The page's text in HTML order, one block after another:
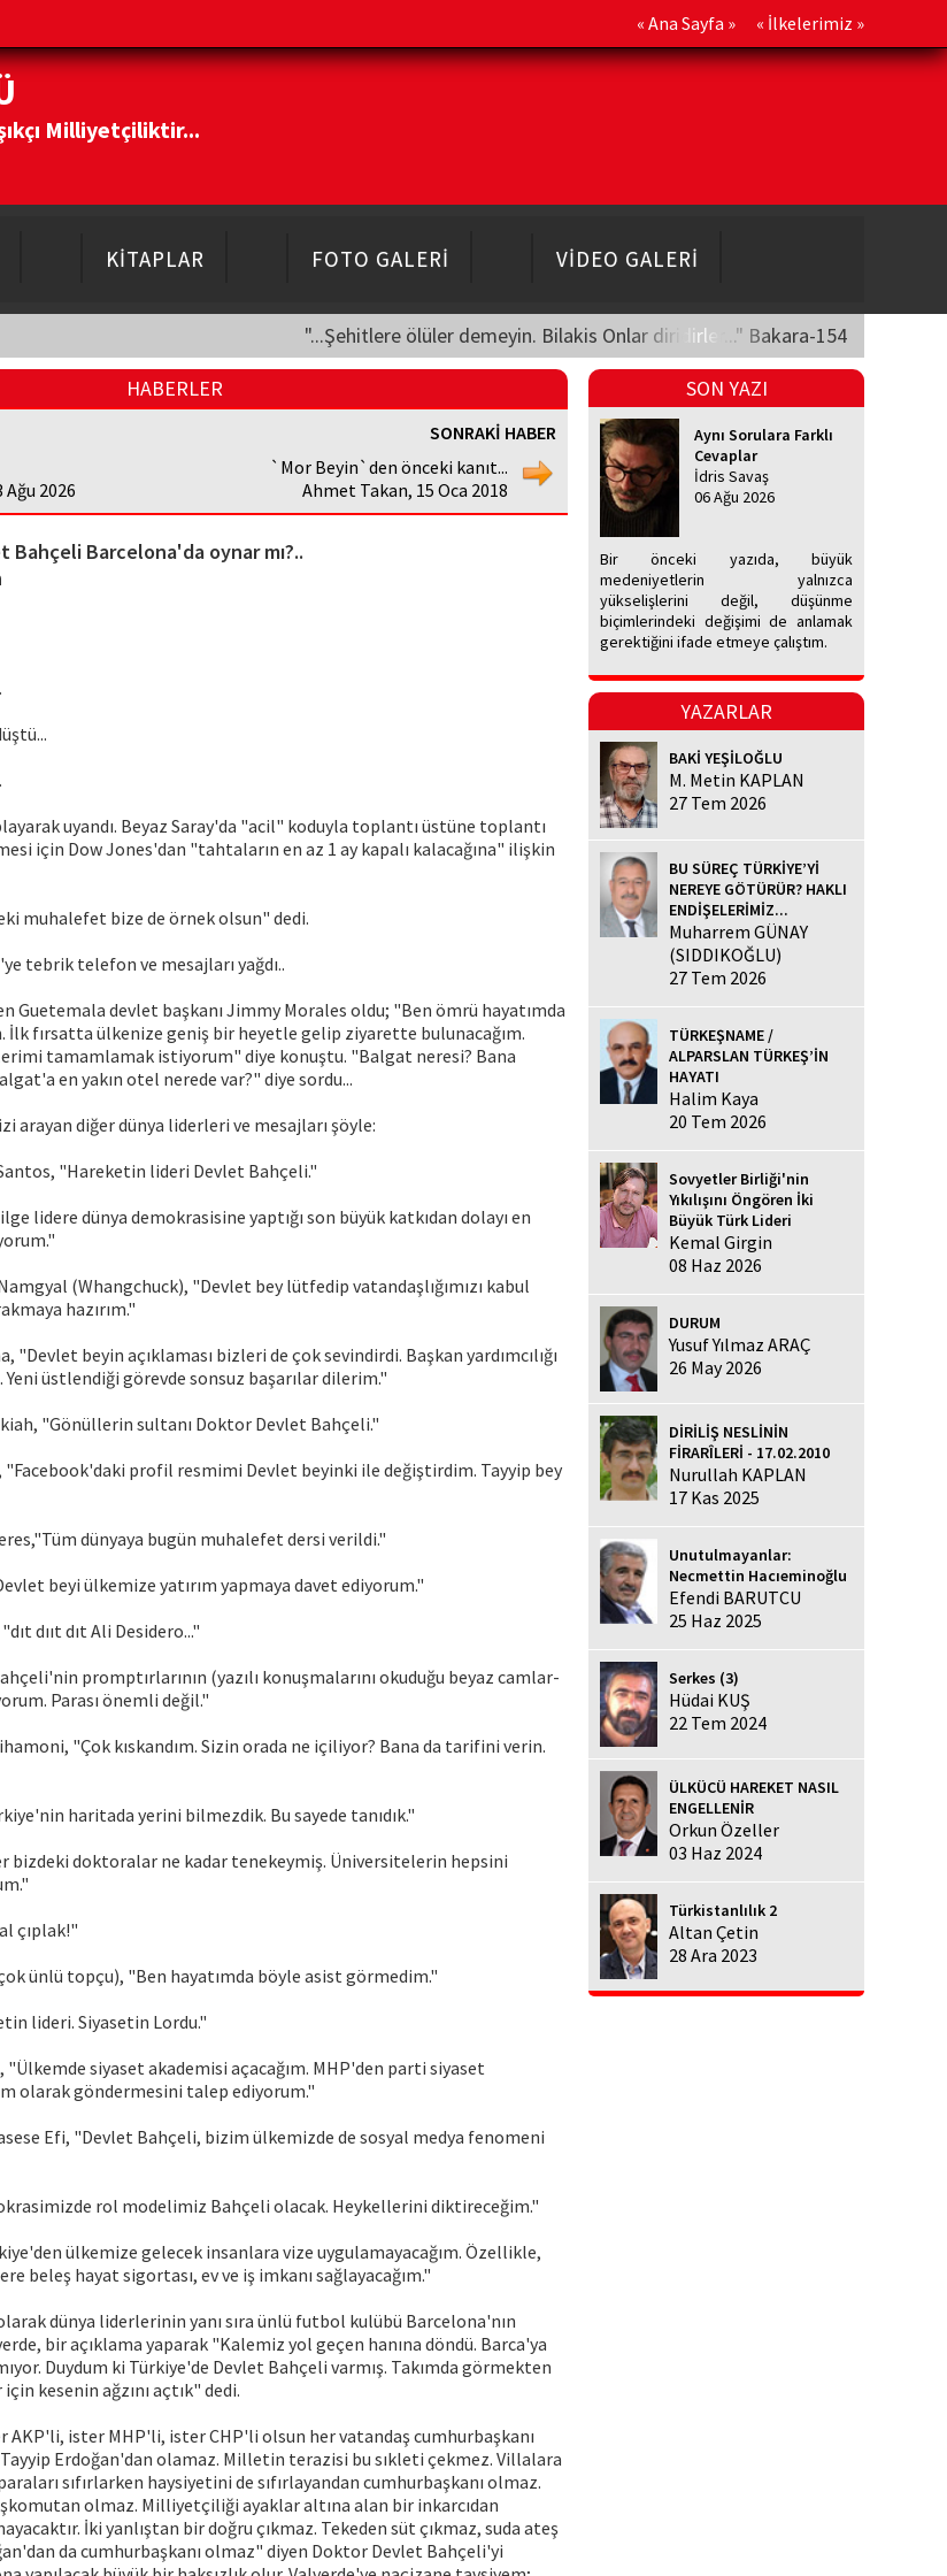
« Ana Sayfa » « İlkelerimiz »
Milliyetçiliktir...
KİTAPLAR FOTO GALERİ VİDEO GALERİ
"...Şehitlere ölüler demeyin. Bilakis Onlar diridirler..." Bakara-154
HABERLER
Ağu 2026
SONRAKİ HABER
`Mor Beyin`den önceki kanıt...
Ahmet Takan, 15 Oca 2018
Bahçeli Barcelona'da oynar mı?..
uyandı. Beyaz Saray'da "acil" koduyla toplantı üstüne toplantı
için Dow Jones'dan "tahtaların en az 1 ay kapalı kalacağına" ilişkin
muhalefet bize de örnek olsun" dedi.
tebrik telefon ve mesajları yağdı..
Guetemala devlet başkanı Jimmy Morales oldu; "Ben ömrü hayatımda
İlk fırsatta ülkenize geniş bir heyetle gelip ziyarette bulunacağım.
tamamlamak istiyorum" diye konuştu. "Balgat neresi? Bana
en yakın otel nerede var?" diye sordu...
arayan diğer dünya liderleri ve mesajları şöyle:
"Hareketin lideri Devlet Bahçeli."
lidere dünya demokrasisine yaptığı son büyük katkıdan dolayı en
(Whangchuck), "Devlet bey lütfedip vatandaşlığımızı kabul
hazırım."
"Devlet beyin açıklaması bizleri de çok sevindirdi. Başkan yardımcılığı
üstlendiği görevde sonsuz başarılar dilerim."
"Gönüllerin sultanı Doktor Devlet Bahçeli."
profil resmimi Devlet beyinki ile değiştirdim. Tayyip bey
dünyaya bugün muhalefet dersi verildi."
beyi ülkemize yatırım yapmaya davet ediyorum."
dııt dıt Ali Desidero..."
promptırlarının (yazılı konuşmalarını okuduğu beyaz camlar-
Parası önemli değil."
"Çok kıskandım. Sizin orada ne içiliyor? Bana da tarifini verin.
haritada yerini bilmezdik. Bu sayede tanıdık."
bizdeki doktoralar ne kadar tenekeymiş. Üniversitelerin hepsini
çıplak!"
ünlü topçu), "Ben hayatımda böyle asist görmedim."
lideri. Siyasetin Lordu."
"Ülkemde siyaset akademisi açacağım. MHP'den parti siyaset
olarak göndermesini talep ediyorum."
Efi, "Devlet Bahçeli, bizim ülkemizde de sosyal medya fenomeni
rol modelimiz Bahçeli olacak. Heykellerini diktireceğim."
ülkemize gelecek insanlara vize uygulamayacağım. Özellikle,
beleş hayat sigortası, ev ve iş imkanı sağlayacağım."
dünya liderlerinin yanı sıra ünlü futbol kulübü Barcelona'nın
bir açıklama yaparak "Kalemiz yol geçen hanına döndü. Barca'ya
Duydum ki Türkiye'de Devlet Bahçeli varmış. Takımda görmekten
kesenin ağzını açtık" dedi.
AKP'li, ister MHP'li, ister CHP'li olsun her vatandaş cumhurbaşkanı
Erdoğan'dan olamaz. Milletin terazisi bu sıkleti çekmez. Villalara
sıfırlarken haysiyetini de sıfırlayandan cumhurbaşkanı olmaz.
olmaz. Milliyetçiliği ayaklar altına alan bir inkarcıdan
İki yanlıştan bir doğru çıkmaz. Tekeden süt çıkmaz, suda ateş
da cumhurbaşkanı olmaz" diyen Doktor Devlet Bahçeli'yi
SON YAZI
Aynı Sorulara Farklı
Cevaplar
İdris Savaş
06 Ağu 2026
Bir önceki yazıda, büyük
medeniyetlerin yalnızca
yükselişlerini değil, düşünme
biçimlerindeki değişimi de anlamak
gerektiğini ifade etmeye çalıştım.
YAZARLAR
BAKİ YEŞİLOĞLU
M. Metin KAPLAN
27 Tem 2026
BU SÜREÇ TÜRKİYE’Yİ
NEREYE GÖTÜRÜR? HAKLI
ENDİŞELERİMİZ...
Muharrem GÜNAY
(SIDDIKOĞLU)
27 Tem 2026
TÜRKEŞNAME /
ALPARSLAN TÜRKEŞ’İN
HAYATI
Halim Kaya
20 Tem 2026
Sovyetler Birliği'nin
Yıkılışını Öngören İki
Büyük Türk Lideri
Kemal Girgin
08 Haz 2026
DURUM
Yusuf Yılmaz ARAÇ
26 May 2026
DİRİLİŞ NESLİNİN
FİRARÎLERİ - 17.02.2010
Nurullah KAPLAN
17 Kas 2025
Unutulmayanlar:
Necmettin Hacıeminoğlu
Efendi BARUTCU
25 Haz 2025
Serkes (3)
Hüdai KUŞ
22 Tem 2024
ÜLKÜCÜ HAREKET NASIL
ENGELLENİR
Orkun Özeller
03 Haz 2024
Türkistanlılık 2
Altan Çetin
28 Ara 2023